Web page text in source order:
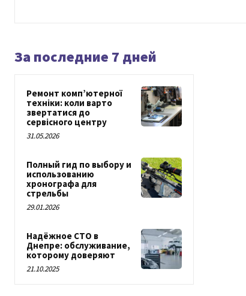
За последние 7 дней
Ремонт комп’ютерної
техніки: коли варто
звертатися до
сервісного центру
31.05.2026
Полный гид по выбору и
использованию
хронографа для
стрельбы
29.01.2026
Надёжное СТО в
Днепре: обслуживание,
которому доверяют
21.10.2025